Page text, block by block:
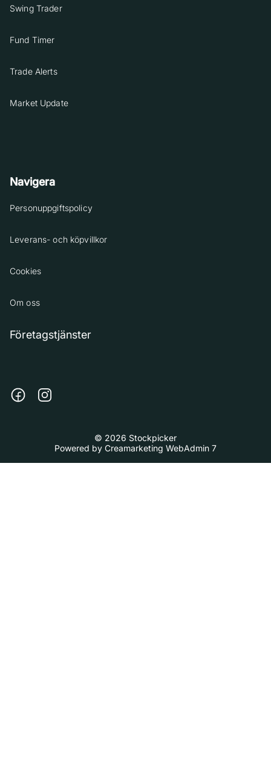
Swing Trader
Fund Timer
Trade Alerts
Market Update
Navigera
Personuppgiftspolicy
Leverans- och köpvillkor
Cookies
Om oss
Företagstjänster
© 2026 Stockpicker
Powered by Creamarketing WebAdmin 7